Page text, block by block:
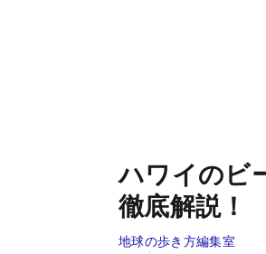
ハワイのビ
徹底解説！
地球の歩き方編集室